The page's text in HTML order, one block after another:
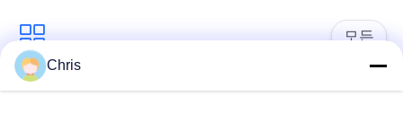
구
하
모든
비 부직물 산업용 롤러
Chris